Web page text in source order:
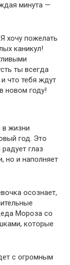
минута —
хочу пожелать
каникул!
ты всегда
что тебя ждут
новом году!
в жизни
год. Это
глаз
но и наполняет
осознает,
Мороза со
которые
с огромным